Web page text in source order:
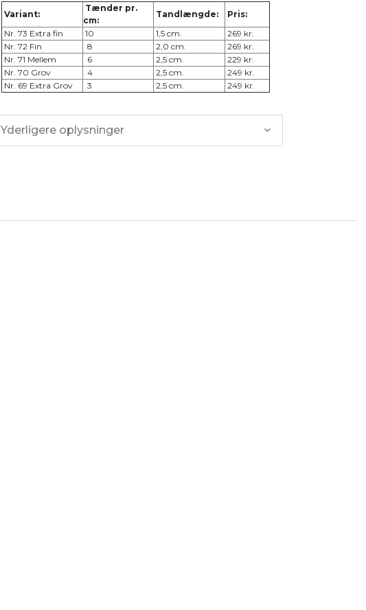
Variant:
Tænder pr.
cm:
Tandlængde:
Pris:
Nr. 73 Extra fin
10 1,5 cm.
269 kr.
Nr. 72 Fin
8 2,0 cm.
269 kr.
Nr. 71 Mellem
6 2,5 cm.
229 kr.
Nr. 70 Grov
4 2,5 cm.
249 kr.
Nr. 69 Extra Grov
3 2,5 cm. 249 kr.
Yderligere oplysninger